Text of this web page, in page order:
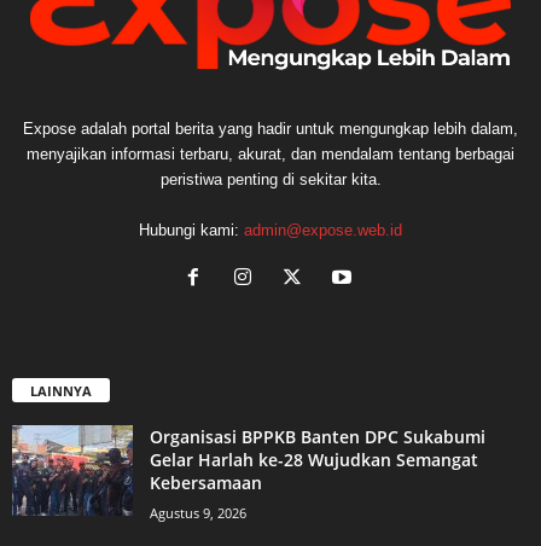
Expose adalah portal berita yang hadir untuk mengungkap lebih dalam,
menyajikan informasi terbaru, akurat, dan mendalam tentang berbagai
peristiwa penting di sekitar kita.
Hubungi kami: admin@expose.web.id
LAINNYA
Organisasi BPPKB Banten DPC Sukabumi
Gelar Harlah ke-28 Wujudkan Semangat
Kebersamaan
Agustus 9, 2026